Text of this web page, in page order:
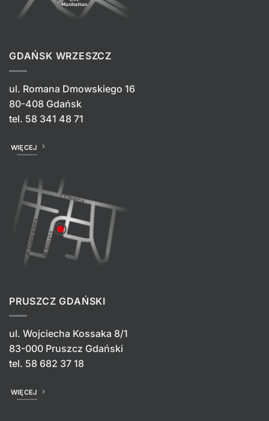
GDAŃSK WRZESZCZ
ul. Romana Dmowskiego 16
80-408 Gdańsk
tel. 58 341 48 71
WIĘCEJ
PRUSZCZ GDAŃSKI
ul. Wojciecha Kossaka 8/1
83-000 Pruszcz Gdański
tel. 58 682 37 18
WIĘCEJ